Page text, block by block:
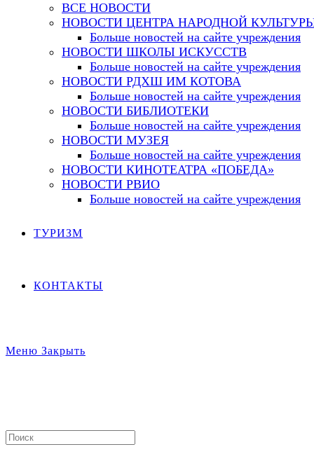
ВСЕ НОВОСТИ
НОВОСТИ ЦЕНТРА НАРОДНОЙ
Больше новостей на сайте учреждения
НОВОСТИ ШКОЛЫ ИСКУССТВ
Больше новостей на сайте учреждения
НОВОСТИ РДХШ ИМ КОТОВА
Больше новостей на сайте учреждения
НОВОСТИ БИБЛИОТЕКИ
Больше новостей на сайте учреждения
НОВОСТИ МУЗЕЯ
Больше новостей на сайте учреждения
НОВОСТИ КИНОТЕАТРА «ПОБЕДА»
НОВОСТИ РВИО
Больше новостей на сайте учреждения
ТУРИЗМ
КОНТАКТЫ
Меню Закрыть
Search